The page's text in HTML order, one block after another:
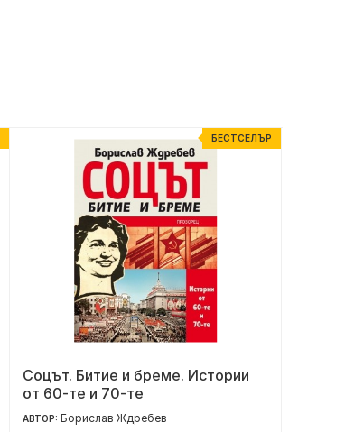
БЕСТСЕЛЪР
Соцът. Битие и бреме. Истории
от 60-те и 70-те
АВТОР: Борислав Ждребев